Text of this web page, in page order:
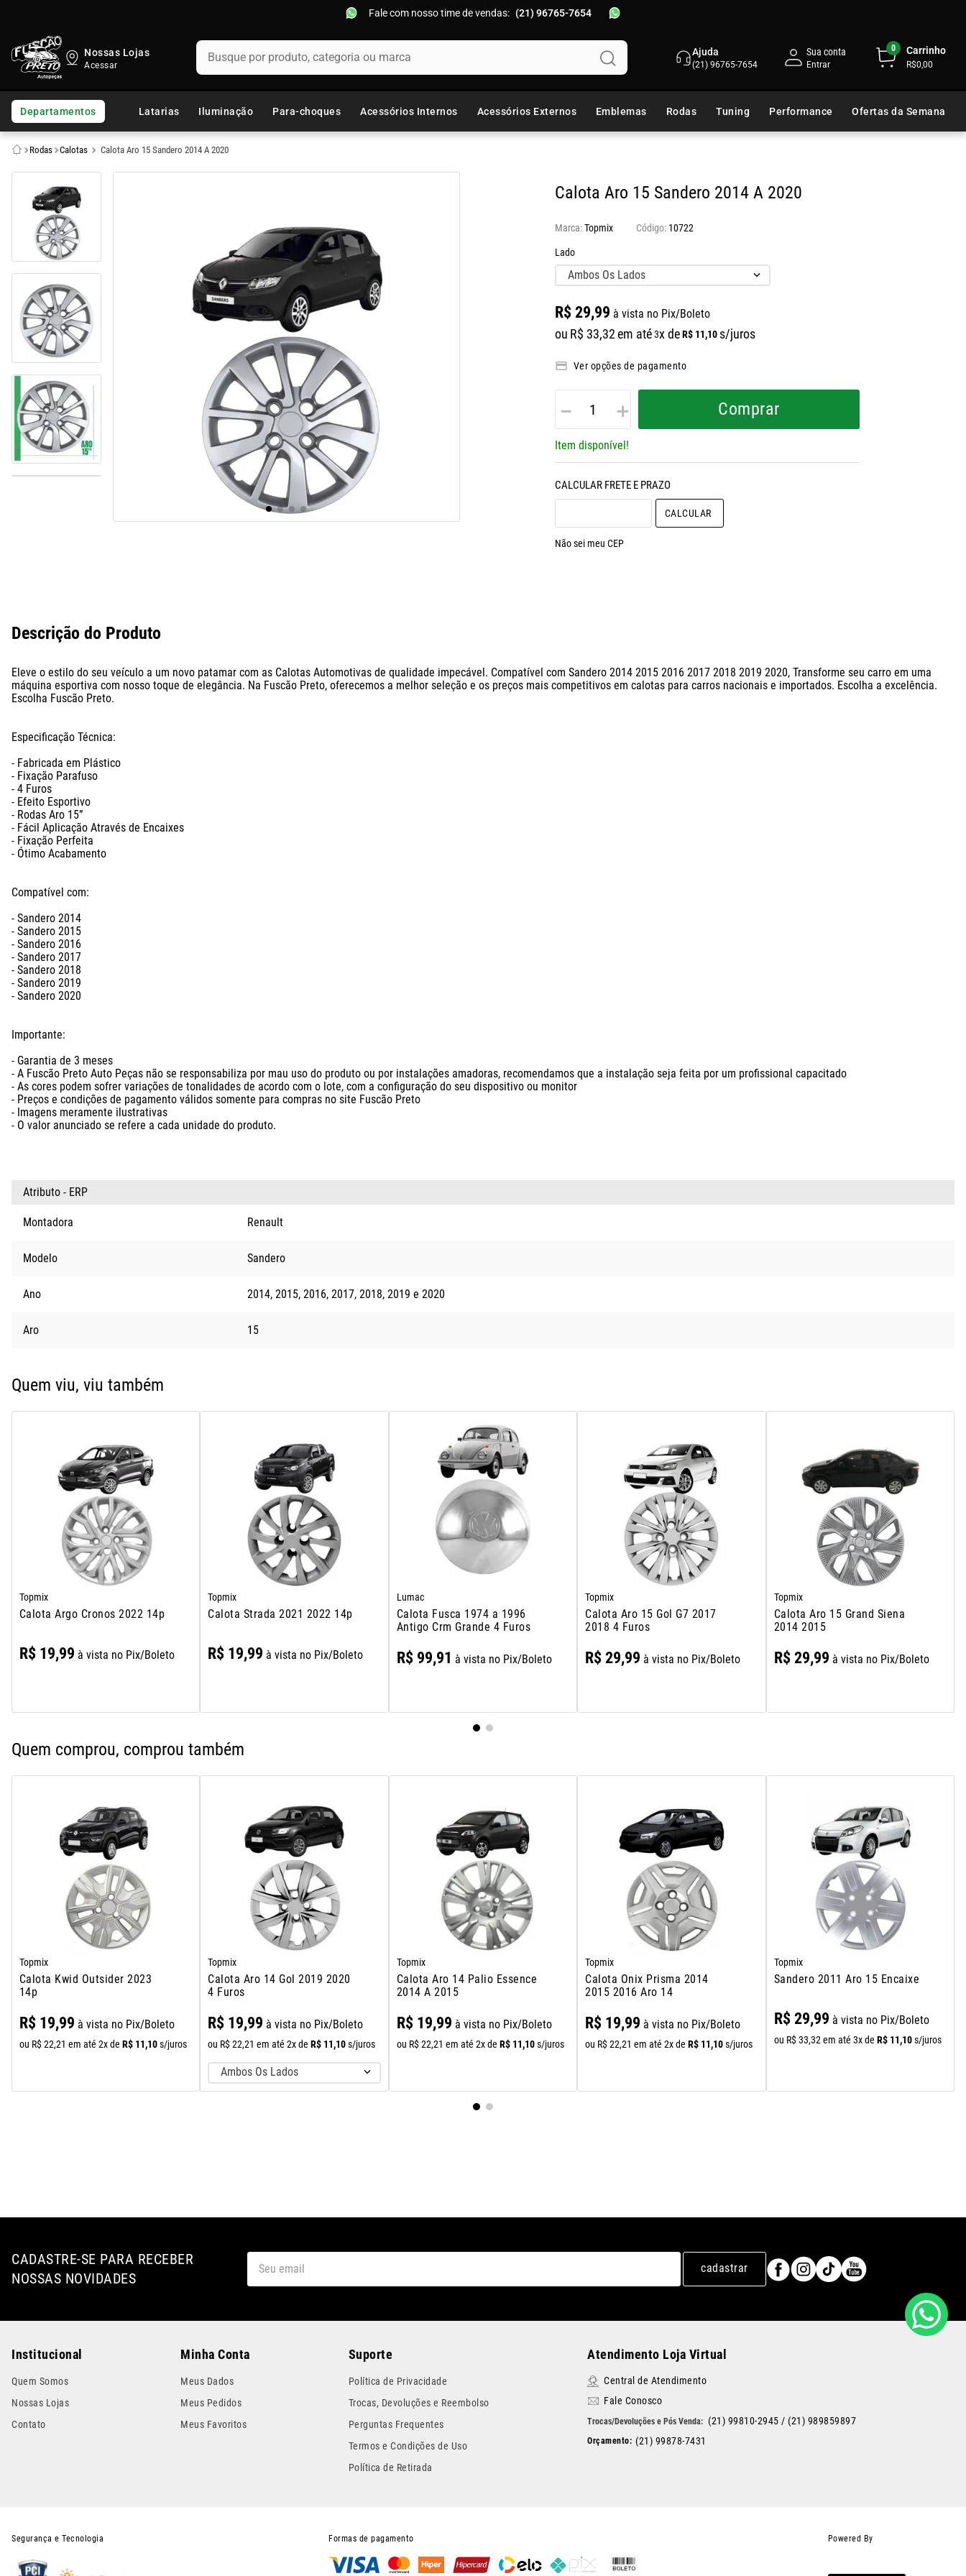
Fale com nosso time de vendas: (21) 96765-7654
Nossas Lojas Busque por produto, categoria ou marca Ajuda
(21) 96765-7654
Sua conta 0 Carrinho
R$0,00
Departamentos Latarias Iluminação Para-choques Acessórios Internos Acessórios Externos Emblemas Rodas Tuning Performance Ofertas da Semana
Rodas Calotas Calota Aro 15 Sandero 2014 A 2020
Calota Aro 15 Sandero 2014 A 2020
Marca: Topmix 10722
Lado
Ambos Os Lados
R$ 29,99 à vista no Pix/Boleto
ou R$ 33,32em até 3x de R$ 11,10 s/juros
Ver opções de pagamento
＋
－ Comprar
Item disponível!
Não sei meu CEP
Descrição do Produto
Eleve o estilo do seu veículo a um novo patamar com as Calotas Automotivas de qualidade impecável. Compatível com Sandero 2014 2015 2016 2017 2018 2019 2020, Transforme seu carro em uma
máquina esportiva com nosso toque de elegância. Na Fuscão Preto, oferecemos a melhor seleção e os preços mais competitivos em calotas para carros nacionais e importados. Escolha a excelência.
Escolha Fuscão Preto.
Especificação Técnica:
- Fabricada em Plástico
- Fixação Parafuso
- 4 Furos
- Efeito Esportivo
- Rodas Aro 15”
- Fácil Aplicação Através de Encaixes
- Fixação Perfeita
- Ótimo Acabamento
Compatível com:
- Sandero 2014
- Sandero 2015
- Sandero 2016
- Sandero 2017
- Sandero 2018
- Sandero 2019
- Sandero 2020
Importante:
- Garantia de 3 meses
- A Fuscão Preto Auto Peças não se responsabiliza por mau uso do produto ou por instalações amadoras, recomendamos que a instalação seja feita por um profissional capacitado
- As cores podem sofrer variações de tonalidades de acordo com o lote, com a configuração do seu dispositivo ou monitor
- Preços e condições de pagamento válidos somente para compras no site Fuscão Preto
- Imagens meramente ilustrativas
- O valor anunciado se refere a cada unidade do produto.
Atributo - ERP
Montadora Renault
Modelo Sandero
Ano 2014 2015 2016 2017 2018 2019 2020
Aro 15
Quem viu, viu também
Topmix
Calota Argo Cronos 2022 14p
R$ 19,99 à vista no Pix/Boleto
Topmix
Calota Strada 2021 2022 14p
R$ 19,99 à vista no Pix/Boleto
Lumac
Calota Fusca 1974 a 1996
Antigo Crm Grande 4 Furos
R$ 99,91 à vista no Pix/Boleto
Topmix
Calota Aro 15 Gol G7 2017
2018 4 Furos
R$ 29,99 à vista no Pix/Boleto
Topmix
Calota Aro 15 Grand Siena
2014 2015
R$ 29,99 à vista no Pix/Boleto
Quem comprou, comprou também
Topmix
Calota Kwid Outsider 2023
14p
R$ 19,99 à vista no Pix/Boleto
ou R$22,21 em até 2x de R$ 11,10s/juros
Topmix
Calota Aro 14 Gol 2019 2020
4 Furos
R$ 19,99 à vista no Pix/Boleto
ou R$ 22,21 em até 2x de R$ 11,10 s/juros
Ambos Os Lados
Topmix
Calota Aro 14 Palio Essence
2014 A 2015
R$ 19,99 à vista no Pix/Boleto
ou R$ 22,21 em até 2x de R$ 11,10 s/juros
Topmix
Calota Onix Prisma 2014
2015 2016 Aro 14
R$ 19,99 à vista no Pix/Boleto
ou R$22,21 em até 2x de R$ 11,10s/juros
Topmix
Sandero 2011 Aro 15 Encaixe
R$ 29,99 à vista no Pix/Boleto
ou R$ 33,32 em até 3x de R$ 11,10 s/juros
CADASTRE-SE PARA RECEBER
NOSSAS NOVIDADES
cadastrar
Institucional
Quem Somos
Nossas Lojas
Contato
Minha Conta
Meus Dados
Meus Pedidos
Meus Favoritos
Suporte
Política de Privacidade
Trocas, Devoluções e Reembolso
Perguntas Frequentes
Termos e Condições de Uso
Política de Retirada
Atendimento Loja Virtual
Central de Atendimento
Fale Conosco
(21) 99810-2945 / (21) 989859897
(21) 99878-7431
Segurança e Tecnologia Formas de pagamento Powered By
TERMOS MAIS BUSCADOS
1º
fusca
2º
capo
uno
celta